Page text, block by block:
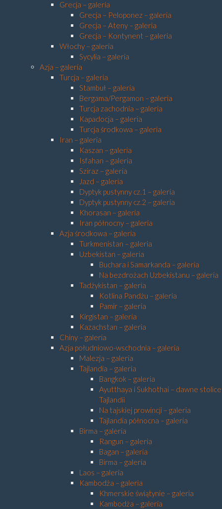
Grecja – galeria
Grecja – Peloponez – galeria
Grecja – Ateny – galeria
Grecja – Kontynent – galeria
Włochy – galeria
Sycylia – galeria
Azja – galeria
Turcja – galeria
Stambuł – galeria
Bergama/Pergamon – galeria
Turcja zachodnia – galeria
Kapadocja – galeria
Turcja środkowa – galeria
Iran – galeria
Kaszan – galeria
Isfahan – galeria
Sziraz – galeria
Jazd – galeria
Dyptyk pustynny cz.1 – galeria
Dyptyk pustynny cz.2 – galeria
Khorasan – galeria
Iran północny – galeria
Azja środkowa – galeria
Turkmenistan – galeria
Uzbekistan – galeria
Buchara i Samarkanda – galeria
Na bezdrożach Uzbekistanu – galeria
Tadżykistan – galeria
Kotlina Pandżu – galeria
Pamir – galeria
Kirgistan – galeria
Kazachstan – galeria
Chiny – galeria
Azja południowo-wschodnia – galeria
Malezja – galeria
Tajlandia – galeria
Bangkok – galeria
Ayutthaya i Sukhothai – dawne stolice
Tajlandii
Na tajskiej prowincji – galeria
Tajlandia północna – galeria
Birma – galeria
Rangun – galeria
Bagan – galeria
Birma – galeria
Laos – galeria
Kambodża – galeria
Khmerskie świątynie – galeria
Kambodża – galeria